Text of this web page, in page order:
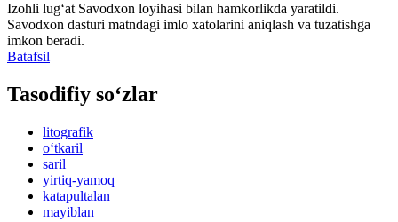
Izohli lugʻat Savodxon loyihasi bilan hamkorlikda yaratildi.
Savodxon dasturi matndagi imlo xatolarini aniqlash va tuzatishga
imkon beradi.
Batafsil
Tasodifiy so‘zlar
litografik
o‘tkaril
saril
yirtiq-yamoq
katapultalan
mayiblan